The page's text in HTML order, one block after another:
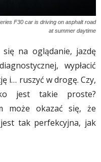
F30 car is driving on asphalt road
at summer daytime
na oglądanie, jazdę
wypłacić
i… ruszyć w drogę. Czy,
jest takie proste?
może okazać się, że
tak perfekcyjna, jak